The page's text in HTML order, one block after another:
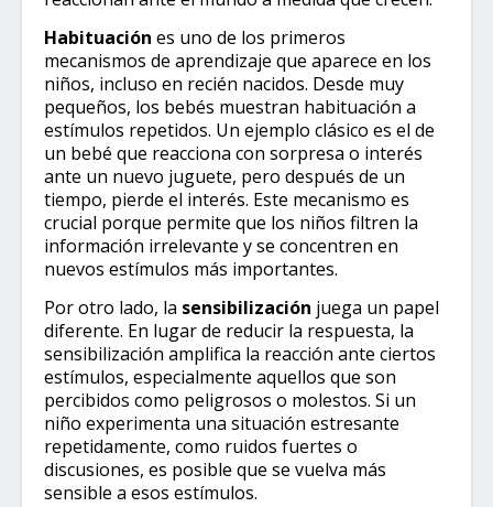
Habituación es uno de los primeros
mecanismos de aprendizaje que aparece en los
niños, incluso en recién nacidos. Desde muy
pequeños, los bebés muestran habituación a
estímulos repetidos. Un ejemplo clásico es el de
un bebé que reacciona con sorpresa o interés
ante un nuevo juguete, pero después de un
tiempo, pierde el interés. Este mecanismo es
crucial porque permite que los niños filtren la
información irrelevante y se concentren en
nuevos estímulos más importantes.
Por otro lado, la sensibilización juega un papel
diferente. En lugar de reducir la respuesta, la
sensibilización amplifica la reacción ante ciertos
estímulos, especialmente aquellos que son
percibidos como peligrosos o molestos. Si un
niño experimenta una situación estresante
repetidamente, como ruidos fuertes o
discusiones, es posible que se vuelva más
sensible a esos estímulos.